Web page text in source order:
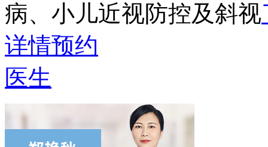
病、小儿近视防控及斜视
详情预约
医生